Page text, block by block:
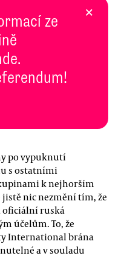
ze
×
po vypuknutí
s ostatními
k nejhorším
nic nezmění tím, že
oficiální ruská
účelům. To, že
International brána
a v souladu